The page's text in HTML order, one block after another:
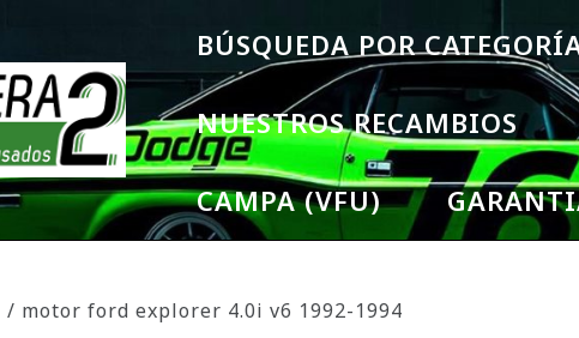
BÚSQUEDA POR
NUESTROS RECAMBIOS
CAMPA (VFU)
/ motor ford explorer 4.0i v6 1992-1994